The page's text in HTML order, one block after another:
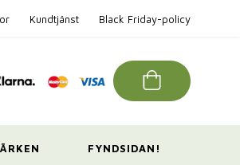
Kundtjänst Black Friday-policy
FYNDSIDAN!